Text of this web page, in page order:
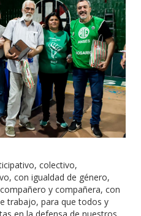
colectivo,
con igualdad de género,
y compañera, con
trabajo, para que todos y